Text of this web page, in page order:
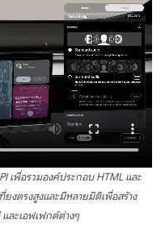
เพื่อรวมองค์ประกอบ HTML และ
ยงตรงสูงและมีหลายมิติเพื่อสร้าง
ละเอฟเฟกต์ต่างๆ